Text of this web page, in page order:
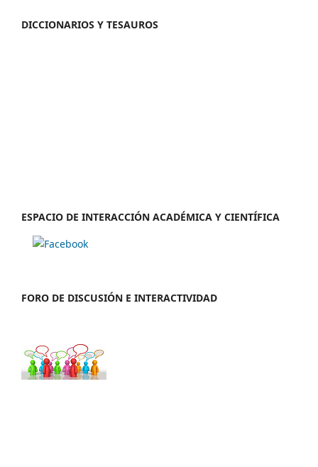
DICCIONARIOS Y TESAUROS
ESPACIO DE INTERACCIÓN ACADÉMICA Y CIENTÍFICA
FORO DE DISCUSIÓN E INTERACTIVIDAD